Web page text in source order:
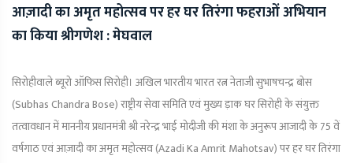
आज़ादी का अमृत महोत्सव पर हर घर तिरंगा फहराओं अभियान
का किया श्रीगणेश : मेघवाल
सिरोहीवाले ब्यूरो ऑफिस सिरोही। अखिल भारतीय भारत रत्न नेताजी सुभाषचन्द्र बोस
(Subhas Chandra Bose) राष्ट्रीय सेवा समिति एवं मुख्य ड़ाक घर सिरोही के संयुक्त
तत्वावधान में माननीय प्रधानमंत्री श्री नरेन्द्र भाई मोदीजी की मंशा के अनुरूप आजादी के 75 वें
वर्षगाठ एवं आज़ादी का अमृत महोत्सव (Azadi Ka Amrit Mahotsav) पर हर घर तिरंगा